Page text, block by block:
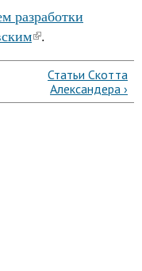
разработки
.
Статьи Скотта
Александера ›